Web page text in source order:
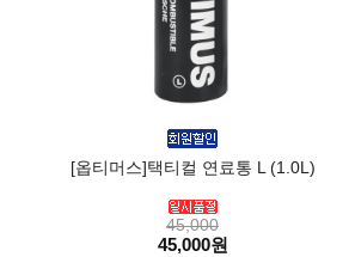
[옵티머스]택티컬 연료통 L (1.0L)
45,000
45,000원